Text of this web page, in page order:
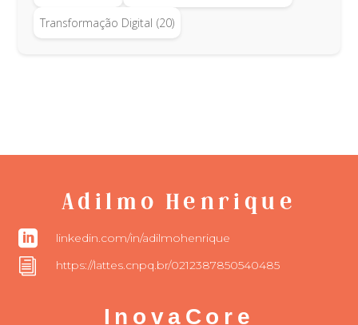
Transformação Digital (20)
Adilmo Henrique
 linkedin.com/in/adilmohenrique
i https://lattes.cnpq.br/0212387850540485
InovaCore